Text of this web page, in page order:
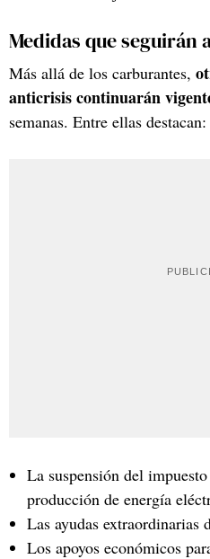
Medidas que seguirán
Más allá de los carburantes,
anticrisis continuarán
semanas. Entre ellas destacan:
La suspensión del
producción de energía
Las ayudas extraordinarias
Los apoyos económicos